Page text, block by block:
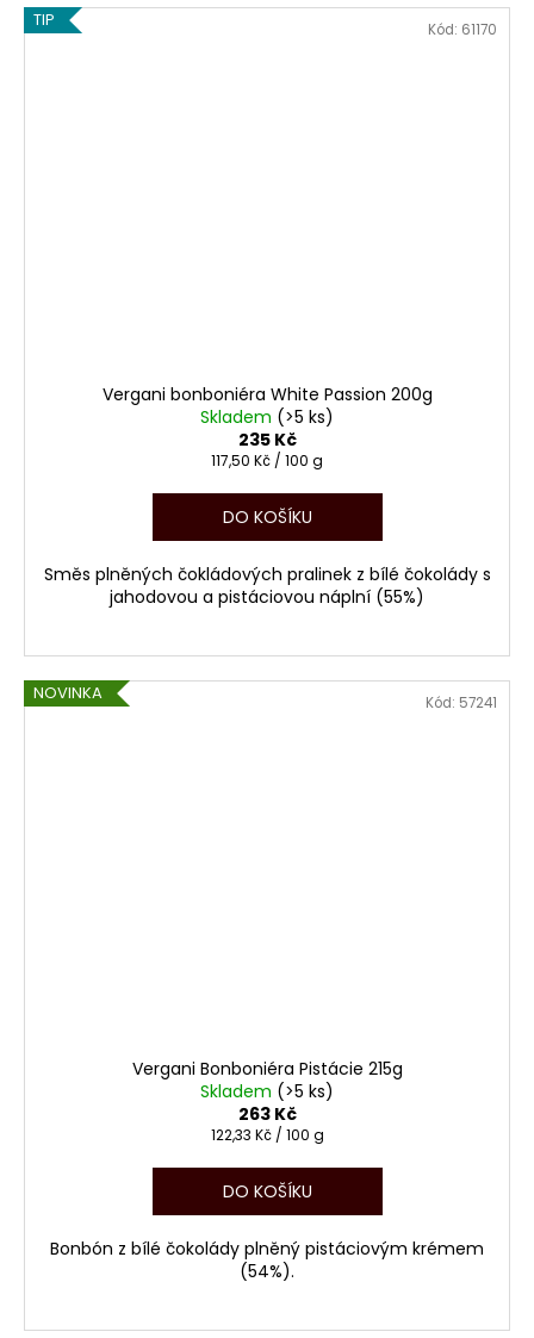
TIP
Vergani bonboniéra White Passion 200g
Skladem (>5 ks)
235 Kč
Měrná
117,50 Kč / 100 g
DO KOŠÍKU
Směs plněných čokládových pralinek z bílé čokolády s
jahodovou a pistáciovou náplní (55%)
Kód: 61170
NOVINKA
Vergani Bonboniéra Pistácie 215g
Skladem (>5 ks)
263 Kč
Měrná
122,33 Kč / 100 g
DO KOŠÍKU
Bonbón z bílé čokolády plněný pistáciovým krémem
(54%).
Kód: 57241